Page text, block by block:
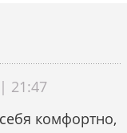
21:47
комфортно,